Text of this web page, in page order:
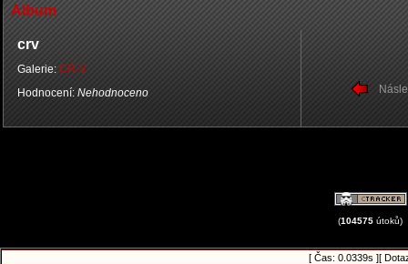
Album
crv
Galerie: CR-V
Hodnocení: Nehodnoceno
(104575 útoků)
[ Čas: 0.0339s ][